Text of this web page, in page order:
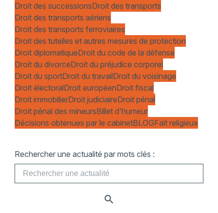
Droit des successionsDroit des transports
Droit des transports aériens
Droit des transports ferroviaires
Droit des tutelles et autres mesures de protection
Droit diplomatiqueDroit du code de la défense
Droit du divorceDroit du préjudice corporel
Droit du sportDroit du travailDroit du voisinage
Droit électoralDroit européenDroit fiscal
Droit immobilierDroit judiciaireDroit pénal
Droit pénal des mineursBillet d'humeur
Décisions obtenues par le cabinetBLOGFait religieux
Rechercher une actualité par mots clés :